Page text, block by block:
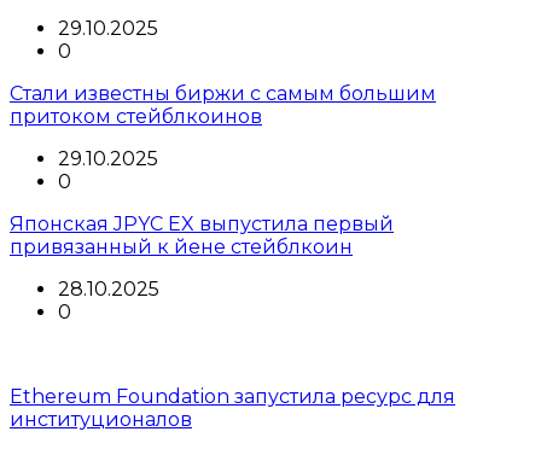
29.10.2025
0
Стали известны биржи с самым большим
притоком стейблкоинов
29.10.2025
0
Японская JPYC EX выпустила первый
привязанный к йене стейблкоин
28.10.2025
0
Ethereum Foundation запустила ресурс для
институционалов